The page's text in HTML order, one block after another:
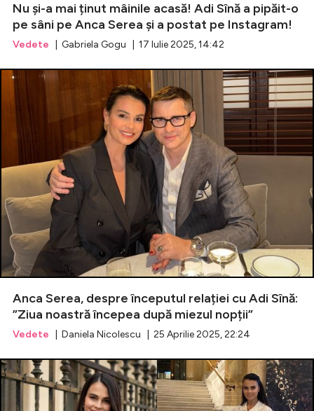
Nu și-a mai ținut mâinile acasă! Adi Sînă a pipăit-o
pe sâni pe Anca Serea și a postat pe Instagram!
Vedete | Gabriela Gogu | 17 Iulie 2025, 14:42
Anca Serea, despre începutul relației cu Adi Sînă:
”Ziua noastră începea după miezul nopții”
Vedete | Daniela Nicolescu | 25 Aprilie 2025, 22:24